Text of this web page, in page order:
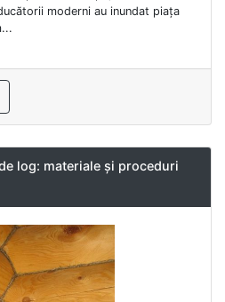
moderni au inundat piața
log: materiale și proceduri